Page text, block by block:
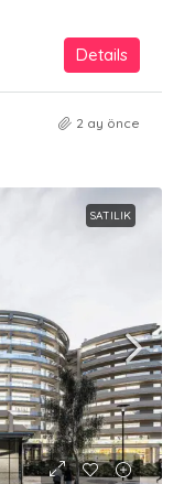
Details
2 ay önce
SATILIK